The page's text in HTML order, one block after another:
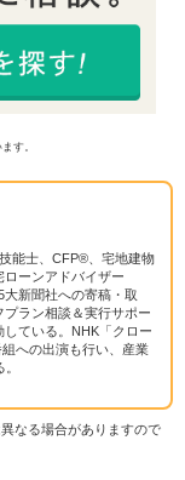
す。
能士、CFP®、宅地建物
ーンアドバイザー
大新聞社への寄稿・取
ラン相談＆実行サポー
している。NHK「クロー
への出演も行い、産業
なる場合がありますので